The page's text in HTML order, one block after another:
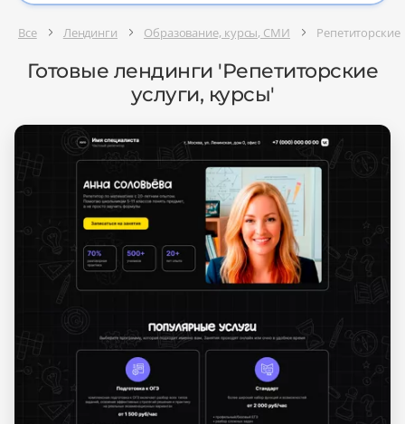
Все Лендинги Образование, курсы, СМИ Репетиторские
Готовые лендинги 'Репетиторские
услуги, курсы'